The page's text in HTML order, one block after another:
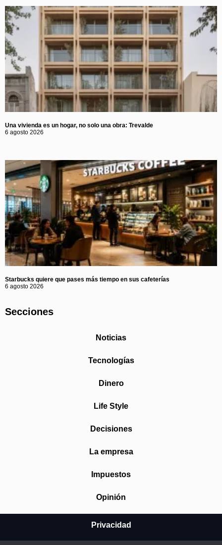
Una vivienda es un hogar, no solo una obra: Trevalde
6 agosto 2026
Starbucks quiere que pases más tiempo en sus cafeterías
6 agosto 2026
Secciones
Noticias
Tecnologías
Dinero
Life Style
Decisiones
La empresa
Impuestos
Opinión
Privacidad